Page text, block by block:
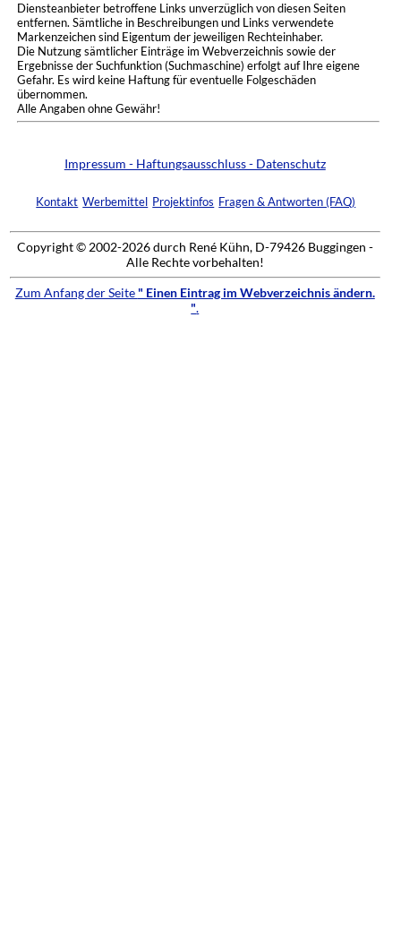
Diensteanbieter betroffene Links unverzüglich von diesen Seiten
entfernen. Sämtliche in Beschreibungen und Links verwendete
Markenzeichen sind Eigentum der jeweiligen Rechteinhaber.
Die Nutzung sämtlicher Einträge im Webverzeichnis sowie der
Ergebnisse der Suchfunktion (Suchmaschine) erfolgt auf Ihre eigene
Gefahr. Es wird keine Haftung für eventuelle Folgeschäden
übernommen.
Alle Angaben ohne Gewähr!
Impressum - Haftungsausschluss - Datenschutz
Kontakt Werbemittel Projektinfos Fragen & Antworten (FAQ)
Copyright © 2002-2026 durch René Kühn, D-79426 Buggingen -
Alle Rechte vorbehalten!
Zum Anfang der Seite " Einen Eintrag im Webverzeichnis ändern.
".